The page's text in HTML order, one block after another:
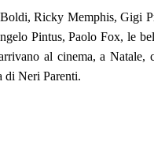
Ricky Memphis, Gigi
Pintus, Paolo Fox, le
al cinema, a Natale,
di Neri Parenti.